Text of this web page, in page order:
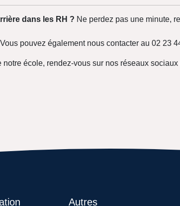
dans les RH ? Ne perdez pas une minute,
Vous pouvez également nous contacter au 02 23
notre école, rendez-vous sur nos réseaux
Autres